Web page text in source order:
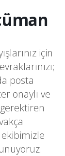
için
posta
onaylı ve
gerektiren